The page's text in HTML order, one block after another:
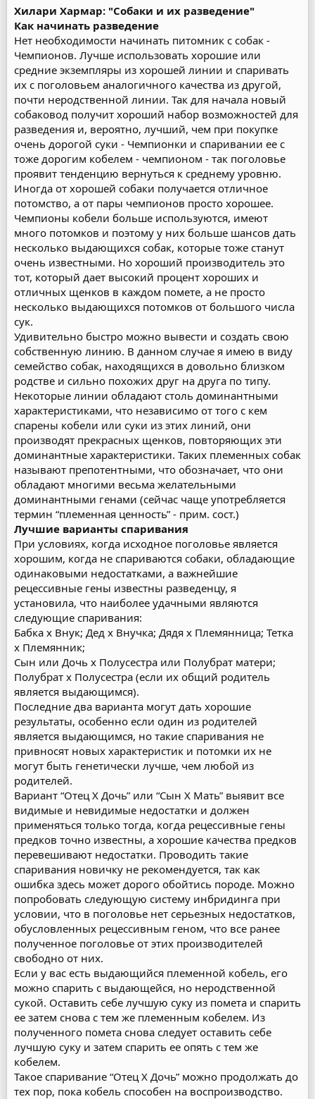
Хилари Хармар: "Собаки и их разведение"
Как начинать разведение
Нет необходимости начинать питомник с собак -
Чемпионов. Лучше использовать хорошие или
средние экземпляры из хорошей линии и спаривать
их с поголовьем аналогичного качества из другой,
почти неродственной линии. Так для начала новый
собаковод получит хороший набор возможностей для
разведения и, вероятно, лучший, чем при покупке
очень дорогой суки - Чемпионки и спаривании ее с
тоже дорогим кобелем - чемпионом - так поголовье
проявит тенденцию вернуться к среднему уровню.
Иногда от хорошей собаки получается отличное
потомство, а от пары чемпионов просто хорошее.
Чемпионы кобели больше используются, имеют
много потомков и поэтому у них больше шансов дать
несколько выдающихся собак, которые тоже станут
очень известными. Но хороший производитель это
тот, который дает высокий процент хороших и
отличных щенков в каждом помете, а не просто
несколько выдающихся потомков от большого числа
сук.
Удивительно быстро можно вывести и создать свою
собственную линию. В данном случае я имею в виду
семейство собак, находящихся в довольно близком
родстве и сильно похожих друг на друга по типу.
Некоторые линии обладают столь доминантными
характеристиками, что независимо от того с кем
спарены кобели или суки из этих линий, они
производят прекрасных щенков, повторяющих эти
доминантные характеристики. Таких племенных собак
называют препотентными, что обозначает, что они
обладают многими весьма желательными
доминантными генами (сейчас чаще употребляется
термин “племенная ценность” - прим. сост.)
Лучшие варианты спаривания
При условиях, когда исходное поголовье является
хорошим, когда не спариваются собаки, обладающие
одинаковыми недостатками, а важнейшие
рецессивные гены известны разведенцу, я
установила, что наиболее удачными являются
следующие спаривания:
Бабка х Внук; Дед х Внучка; Дядя х Племянница; Тетка
х Племянник;
Сын или Дочь х Полусестра или Полубрат матери;
Полубрат х Полусестра (если их общий родитель
является выдающимся).
Последние два варианта могут дать хорошие
результаты, особенно если один из родителей
является выдающимся, но такие спаривания не
привносят новых характеристик и потомки их не
могут быть генетически лучше, чем любой из
родителей.
Вариант “Отец Х Дочь” или “Сын Х Мать” выявит все
видимые и невидимые недостатки и должен
применяться только тогда, когда рецессивные гены
предков точно известны, а хорошие качества предков
перевешивают недостатки. Проводить такие
спаривания новичку не рекомендуется, так как
ошибка здесь может дорого обойтись породе. Можно
попробовать следующую систему инбридинга при
условии, что в поголовье нет серьезных недостатков,
обусловленных рецессивным геном, что все ранее
полученное поголовье от этих производителей
свободно от них.
Если у вас есть выдающийся племенной кобель, его
можно спарить с выдающейся, но неродственной
сукой. Оставить себе лучшую суку из помета и спарить
ее затем снова с тем же племенным кобелем. Из
полученного помета снова следует оставить себе
лучшую суку и затем спарить ее опять с тем же
кобелем.
Такое спаривание “Отец Х Дочь” можно продолжать до
тех пор, пока кобель способен на воспроизводство.